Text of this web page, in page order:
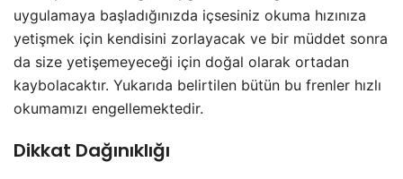
uygulamaya başladığınızda içsesiniz okuma hızınıza
yetişmek için kendisini zorlayacak ve bir müddet sonra
da size yetişemeyeceği için doğal olarak ortadan
kaybolacaktır. Yukarıda belirtilen bütün bu frenler hızlı
okumamızı engellemektedir.
Dikkat Dağınıklığı